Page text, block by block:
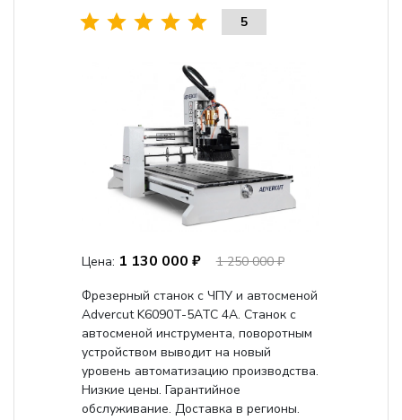
5
Цена: 1 130 000 ₽
1 250 000 ₽
Фрезерный станок с ЧПУ и автосменой
Advercut K6090T-5ATC 4A. Станок с
автосменой инструмента, поворотным
устройством выводит на новый
уровень автоматизацию производства.
Низкие цены. Гарантийное
обслуживание. Доставка в регионы.